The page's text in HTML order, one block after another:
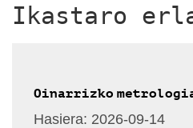
Ikastaro
Oinarrizko
Hasiera: 2026-09-14